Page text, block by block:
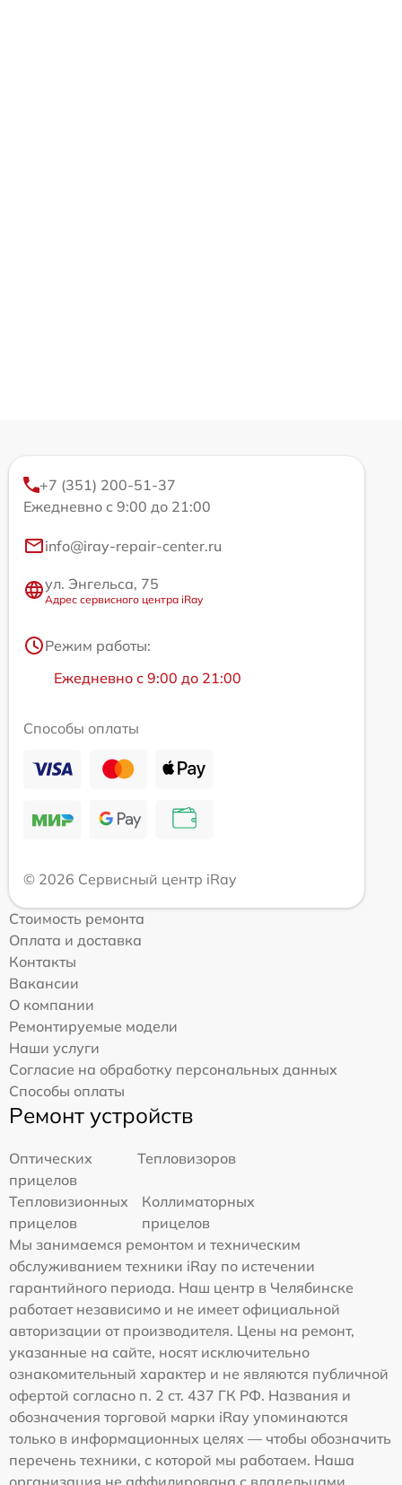
+7 (351) 200-51-37
Ежедневно с 9:00 до 21:00
info@iray-repair-center.ru
ул. Энгельса, 75
Адрес сервисного центра iRay
Режим работы:
Ежедневно с 9:00 до 21:00
Способы оплаты
© 2026 Сервисный центр iRay
Стоимость ремонта
Оплата и доставка
Контакты
Вакансии
О компании
Ремонтируемые модели
Наши услуги
Согласие на обработку персональных данных
Способы оплаты
Ремонт устройств
Оптических
прицелов
Тепловизоров
Тепловизионных
прицелов
Коллиматорных
прицелов
Мы занимаемся ремонтом и техническим
обслуживанием техники iRay по истечении
гарантийного периода. Наш центр в Челябинске
работает независимо и не имеет официальной
авторизации от производителя. Цены на ремонт,
указанные на сайте, носят исключительно
ознакомительный характер и не являются публичной
офертой согласно п. 2 ст. 437 ГК РФ. Названия и
обозначения торговой марки iRay упоминаются
только в информационных целях — чтобы обозначить
перечень техники, с которой мы работаем. Наша
организация не аффилирована с владельцами